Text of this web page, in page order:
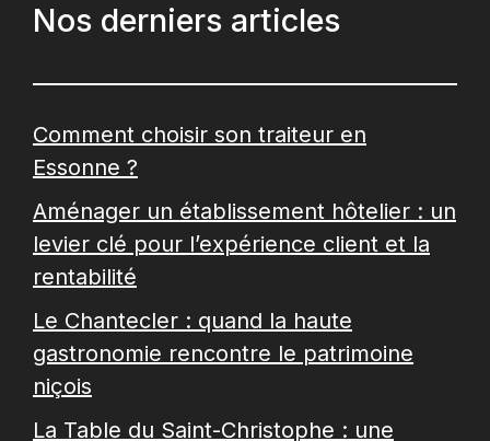
Nos derniers articles
Comment choisir son traiteur en
Essonne ?
Aménager un établissement hôtelier : un
levier clé pour l’expérience client et la
rentabilité
Le Chantecler : quand la haute
gastronomie rencontre le patrimoine
niçois
La Table du Saint-Christophe : une